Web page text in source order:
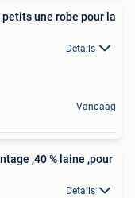
petits une robe pour la
Details
Vandaag
,40 % laine ,pour
Details